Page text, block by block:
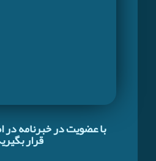
با عضویت در خبرنامه در
قرار